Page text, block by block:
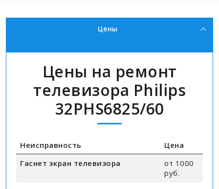
Цены
Цены на ремонт
телевизора Philips
32PHS6825/60
Неисправность
Цена
Гаснет экран телевизора
от 1000
руб.